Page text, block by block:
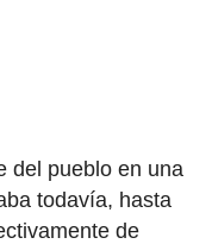
del pueblo en una
todavía, hasta
de